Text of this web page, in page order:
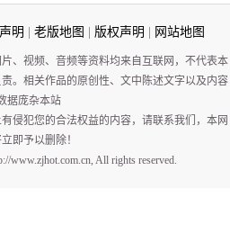
明 老版地图 版权声明 网站地图
、视频、音频等资料均来自互联网，不代表本
。相关作品的原创性、文中陈述文字以及内容
据庞杂本站
侵犯您的合法权益的内容，请联系我们，本网
即予以删除！
www.zjhot.com.cn, All rights reserved.